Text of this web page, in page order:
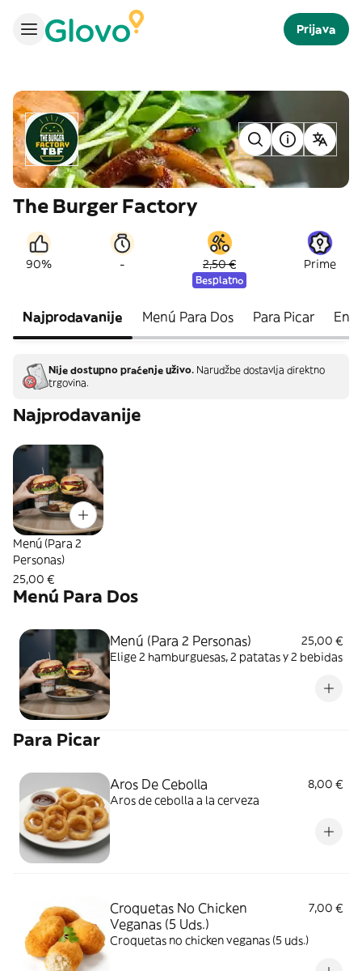
Prijava
The Burger Factory
90% - 2,50 €
Besplatno
Prime
Najprodavanije Menú Para Dos Para Picar
Nije dostupno praćenje uživo. Narudžbe dostavlja direktno
trgovina.
Najprodavanije
Menú (Para 2
Personas)
25,00 €
Menú Para Dos
Menú (Para 2 Personas)
25,00 €
Elige 2 hamburguesas, 2 patatas y 2 bebidas
Para Picar
Aros De Cebolla
8,00 €
Aros de cebolla a la cerveza
Croquetas No Chicken
Veganas (5 Uds.)
7,00 €
Croquetas no chicken veganas (5 uds.)